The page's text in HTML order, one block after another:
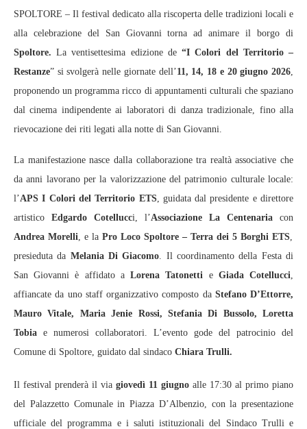
SPOLTORE – Il festival dedicato alla riscoperta delle tradizioni locali e
alla celebrazione del San Giovanni torna ad animare il borgo di
Spoltore. La ventisettesima edizione de“I Colori del Territorio –
Restanze” si svolgerà nelle giornate dell’11, 14, 18 e 20 giugno 2026
proponendo un programma ricco di appuntamenti culturali che spaziano
dal cinema indipendente ai laboratori di danza tradizionale, fino alla
rievocazione dei riti legati alla notte di San Giovanni.
La manifestazione nasce dalla collaborazione tra realtà associative che
da anni lavorano per la valorizzazione del patrimonio culturale locale:
l’APS I Colori del Territorio ETS, guidata dal presidente e direttore
artistico Edgardo Cotellucci, l’Associazione La Centenaria con
Andrea Morelli , e la Pro Loco Spoltore – Terra dei 5 Borghi ETS
presieduta da Melania Di Giacomo . Il coordinamento della Festa di
San Giovanni è affidato aLorena Tatonetti e Giada Cotellucci
affiancate da uno staff organizzativo composto da Stefano D’Ettorre,
Mauro Vitale, Maria Jenie Rossi, Stefania Di Bussolo, Loretta
Tobia e numerosi collaboratori. L’evento gode del patrocinio del
Comune di Spoltore, guidato dal sindaco Chiara Trulli.
Il festival prenderà il via giovedì 11 giugno alle 17:30 al primo piano
del Palazzetto Comunale in Piazza D’Albenzio, con la presentazione
ufficiale del programma e i saluti istituzionali del Sindaco Trulli e